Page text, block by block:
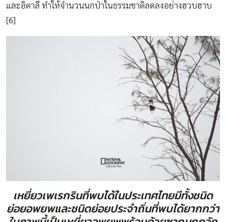
และอิตาลี ทำให้จำนวนนกป่าในธรรมชาติลดลงอย่างฮวบฮาบ
[6]
เหยี่ยวเพเรกรินที่พบได้ในประเทศไทยมีทั้งชนิด
ย่อยอพยพและชนิดย่อยประจำถิ่นที่พบได้ยากกว่า